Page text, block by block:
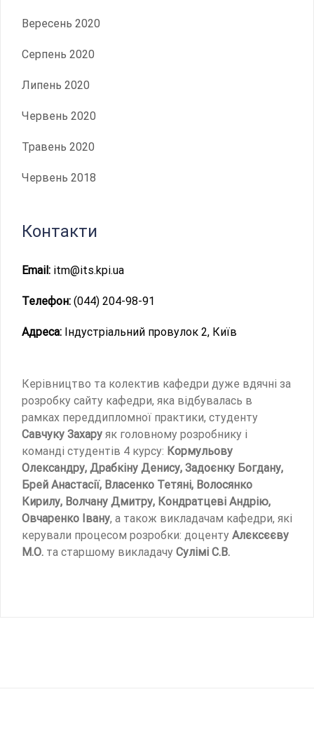
Вересень 2020
Серпень 2020
Липень 2020
Червень 2020
Травень 2020
Червень 2018
Контакти
Email: itm@its.kpi.ua
Телефон: (044) 204-98-91
Адреса: Індустріальний провулок 2, Київ
Керівництво та колектив кафедри дуже вдячні за
розробку сайту кафедри, яка відбувалась в
рамках переддипломної практики, студенту
Савчуку Захару як головному розробнику і
команді студентів 4 курсу: Кормульову
Олександру, Драбкіну Денису, Задоєнку Богдану,
Брей Анастасії, Власенко Тетяні, Волосянко
Кирилу, Волчану Дмитру, Кондратцеві Андрію,
Овчаренко Івану, а також викладачам кафедри, які
керували процесом розробки: доценту Алєксєєву
М.О. та старшому викладачу Сулімі С.В.